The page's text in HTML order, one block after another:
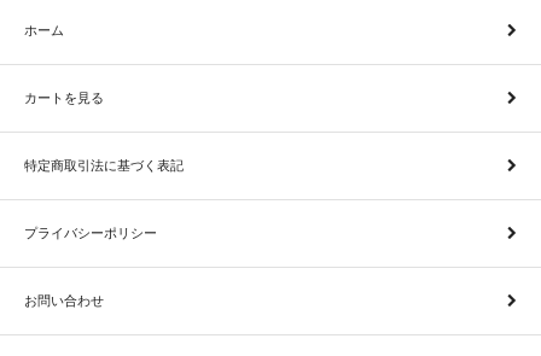
ホーム
カートを見る
特定商取引法に基づく表記
プライバシーポリシー
お問い合わせ